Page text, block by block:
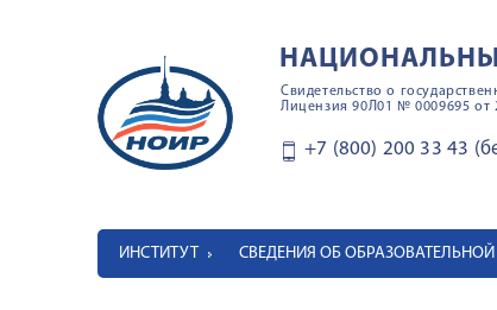
Свидетельство о
Лицензия 90Л01 № 0009695 от
+7 (800) 200 33 43
ИНСТИТУТ СВЕДЕНИЯ ОБ